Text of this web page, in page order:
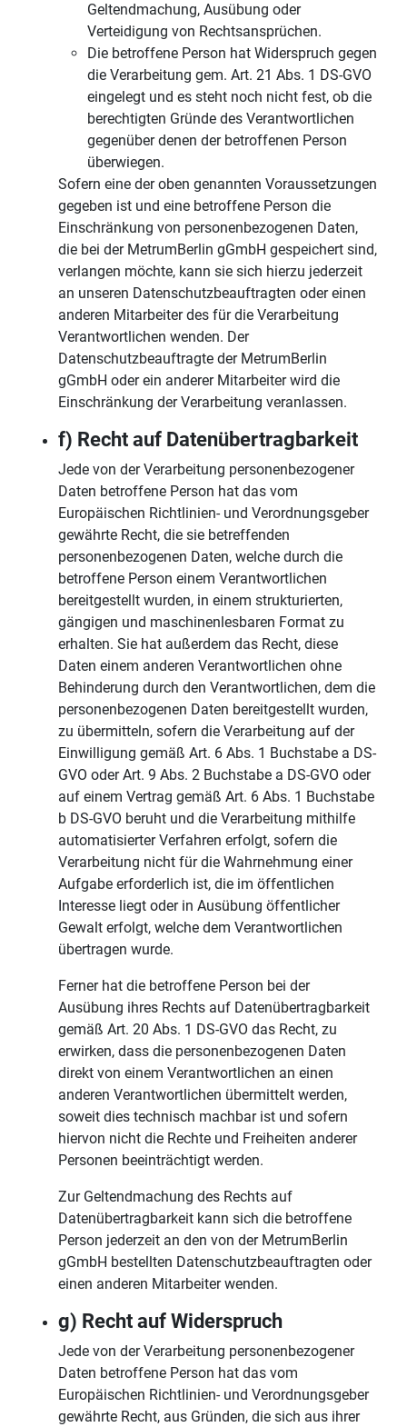
Geltendmachung, Ausübung oder
Verteidigung von Rechtsansprüchen.
Die betroffene Person hat Widerspruch gegen
die Verarbeitung gem. Art. 21 Abs. 1 DS-GVO
eingelegt und es steht noch nicht fest, ob die
berechtigten Gründe des Verantwortlichen
gegenüber denen der betroffenen Person
überwiegen.
Sofern eine der oben genannten Voraussetzungen
gegeben ist und eine betroffene Person die
Einschränkung von personenbezogenen Daten,
die bei der MetrumBerlin gGmbH gespeichert sind,
verlangen möchte, kann sie sich hierzu jederzeit
an unseren Datenschutzbeauftragten oder einen
anderen Mitarbeiter des für die Verarbeitung
Verantwortlichen wenden. Der
Datenschutzbeauftragte der MetrumBerlin
gGmbH oder ein anderer Mitarbeiter wird die
Einschränkung der Verarbeitung veranlassen.
f) Recht auf Datenübertragbarkeit
Jede von der Verarbeitung personenbezogener
Daten betroffene Person hat das vom
Europäischen Richtlinien- und Verordnungsgeber
gewährte Recht, die sie betreffenden
personenbezogenen Daten, welche durch die
betroffene Person einem Verantwortlichen
bereitgestellt wurden, in einem strukturierten,
gängigen und maschinenlesbaren Format zu
erhalten. Sie hat außerdem das Recht, diese
Daten einem anderen Verantwortlichen ohne
Behinderung durch den Verantwortlichen, dem die
personenbezogenen Daten bereitgestellt wurden,
zu übermitteln, sofern die Verarbeitung auf der
Einwilligung gemäß Art. 6 Abs. 1 Buchstabe a DS-
GVO oder Art. 9 Abs. 2 Buchstabe a DS-GVO oder
auf einem Vertrag gemäß Art. 6 Abs. 1 Buchstabe
b DS-GVO beruht und die Verarbeitung mithilfe
automatisierter Verfahren erfolgt, sofern die
Verarbeitung nicht für die Wahrnehmung einer
Aufgabe erforderlich ist, die im öffentlichen
Interesse liegt oder in Ausübung öffentlicher
Gewalt erfolgt, welche dem Verantwortlichen
übertragen wurde.
Ferner hat die betroffene Person bei der
Ausübung ihres Rechts auf Datenübertragbarkeit
gemäß Art. 20 Abs. 1 DS-GVO das Recht, zu
erwirken, dass die personenbezogenen Daten
direkt von einem Verantwortlichen an einen
anderen Verantwortlichen übermittelt werden,
soweit dies technisch machbar ist und sofern
hiervon nicht die Rechte und Freiheiten anderer
Personen beeinträchtigt werden.
Zur Geltendmachung des Rechts auf
Datenübertragbarkeit kann sich die betroffene
Person jederzeit an den von der MetrumBerlin
gGmbH bestellten Datenschutzbeauftragten oder
einen anderen Mitarbeiter wenden.
g) Recht auf Widerspruch
Jede von der Verarbeitung personenbezogener
Daten betroffene Person hat das vom
Europäischen Richtlinien- und Verordnungsgeber
gewährte Recht, aus Gründen, die sich aus ihrer